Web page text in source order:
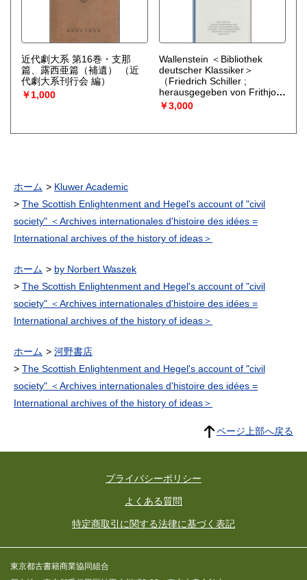
近代劇大系 第16巻・支那
篇、露西亜篇（補遺）
（近
代劇大系刊行会 編）
￥1,000
Wallenstein ＜Bibliothek
deutscher Klassiker＞
（Friedrich Schiller ;
herausgegeben von Frithjof
Stock）
￥3,000
ホーム
Kluwer Academic
The Scottish Enlightenment and Hegel's account of "civil
society" ＜Archives internationales d'histoire des idées =
International archives of the history of ideas＞
ホーム
by Norbert Waszek
The Scottish Enlightenment and Hegel's account of "civil
society" ＜Archives internationales d'histoire des idées =
International archives of the history of ideas＞
ホーム
河野書店
The Scottish Enlightenment and Hegel's account of "civil
society" ＜Archives internationales d'histoire des idées =
International archives of the history of ideas＞
ページ上部へ戻る
プライバシーポリシー
よくある質問
特定商取引に関する法律に基づく表記
東京都古書籍商業協同組合